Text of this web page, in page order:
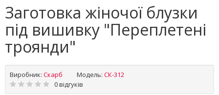
Заготовка жіночої блузки
під вишивку "Переплетені
троянди"
Виробник: Скарб Модель: СК-312
0 відгуків